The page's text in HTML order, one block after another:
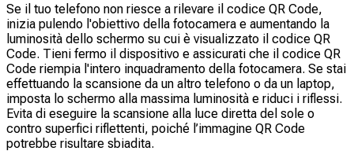
Se il tuo telefono non riesce a rilevare il codice QR Code,
inizia pulendo l'obiettivo della fotocamera e aumentando la
luminosità dello schermo su cui è visualizzato il codice QR
Code. Tieni fermo il dispositivo e assicurati che il codice QR
Code riempia l'intero inquadramento della fotocamera. Se stai
effettuando la scansione da un altro telefono o da un laptop,
imposta lo schermo alla massima luminosità e riduci i riflessi.
Evita di eseguire la scansione alla luce diretta del sole o
contro superfici riflettenti, poiché l’immagine QR Code
potrebbe risultare sbiadita.